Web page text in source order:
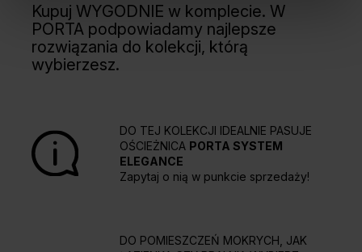
Kupuj WYGODNIE w komplecie. W
PORTA podpowiadamy najlepsze
rozwiązania do kolekcji, którą
wybierzesz.
DO TEJ KOLEKCJI IDEALNIE PASUJE
OŚCIEŻNICA PORTA SYSTEM
ELEGANCE
Zapytaj o nią w punkcie sprzedaży!
DO POMIESZCZEŃ MOKRYCH, JAK